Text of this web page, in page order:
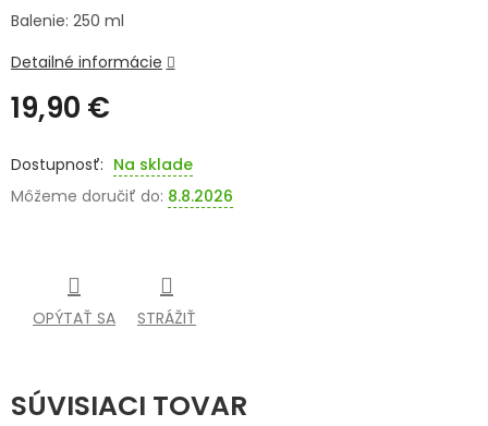
19,90 €
cena:
Na sklade
Môžeme doručiť do: 8.8.2026
Balenie: 250 ml
Detailné informácie
OPÝTAŤ SA STRÁŽIŤ
SÚVISIACI TOVAR